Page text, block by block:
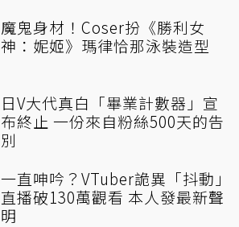
魔鬼身材！Coser扮《勝利女
神：妮姬》瑪律恰那泳裝造型
日V大代真白「畢業計數器」宣
布終止 一份來自粉絲500天的告
別
一直呻吟？VTuber詭異「抖動」
直播破130萬觀看 本人發最新聲
明